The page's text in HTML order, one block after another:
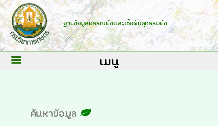
ฐานข้อมูลพรรณพืชและเชื้อพันธุกรรมพืช
เมนู
ค้นหาข้อมูล